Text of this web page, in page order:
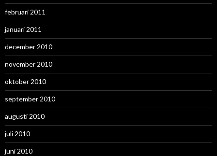
februari 2011
januari 2011
december 2010
november 2010
oktober 2010
september 2010
augusti 2010
juli 2010
juni 2010